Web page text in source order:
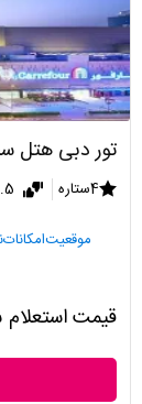
تور دبی هتل
4ستاره 4.5
موقعیتامکانات
قیمت